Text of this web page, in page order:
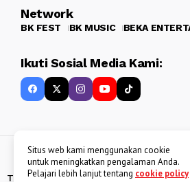
Network
BK FEST BK MUSIC BEKA
Ikuti Sosial Media Kami:
Copyright 2013 - 2025BATAKKEREN
Tentang Kami Kebijakan Data Pribadi
Situs web kami menggunakan cookie
untuk meningkatkan pengalaman Anda.
Pelajari lebih lanjut tentang cookie policy